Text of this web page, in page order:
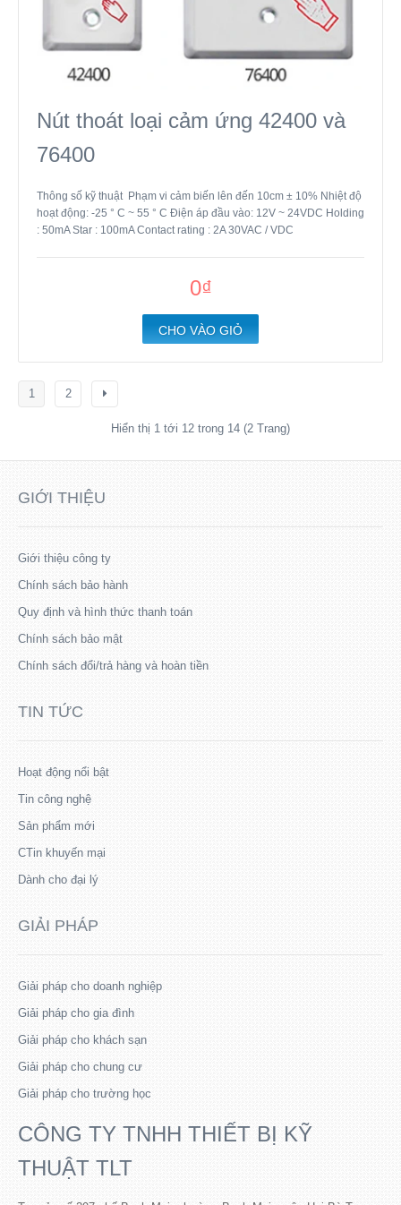
Nút thoát loại cảm ứng 42400 và
76400
Thông số kỹ thuật Phạm vi cảm biến lên đến 10cm ± 10% Nhiệt độ
hoạt động: -25 ° C ~ 55 ° C Điện áp đầu vào: 12V ~ 24VDC Holding
: 50mA Star : 100mA Contact rating : 2A 30VAC / VDC
0₫
CHO VÀO GIỎ
1 2
Hiển thị 1 tới 12 trong 14 (2 Trang)
GIỚI THIỆU
Giới thiệu công ty
Chính sách bảo hành
Quy định và hình thức thanh toán
Chính sách bảo mật
Chính sách đổi/trả hàng và hoàn tiền
TIN TỨC
Hoạt động nổi bật
Tin công nghệ
Sản phẩm mới
CTin khuyến mại
Dành cho đại lý
GIẢI PHÁP
Giải pháp cho doanh nghiệp
Giải pháp cho gia đình
Giải pháp cho khách sạn
Giải pháp cho chung cư
Giải pháp cho trường học
CÔNG TY TNHH THIẾT BỊ KỸ
THUẬT TLT